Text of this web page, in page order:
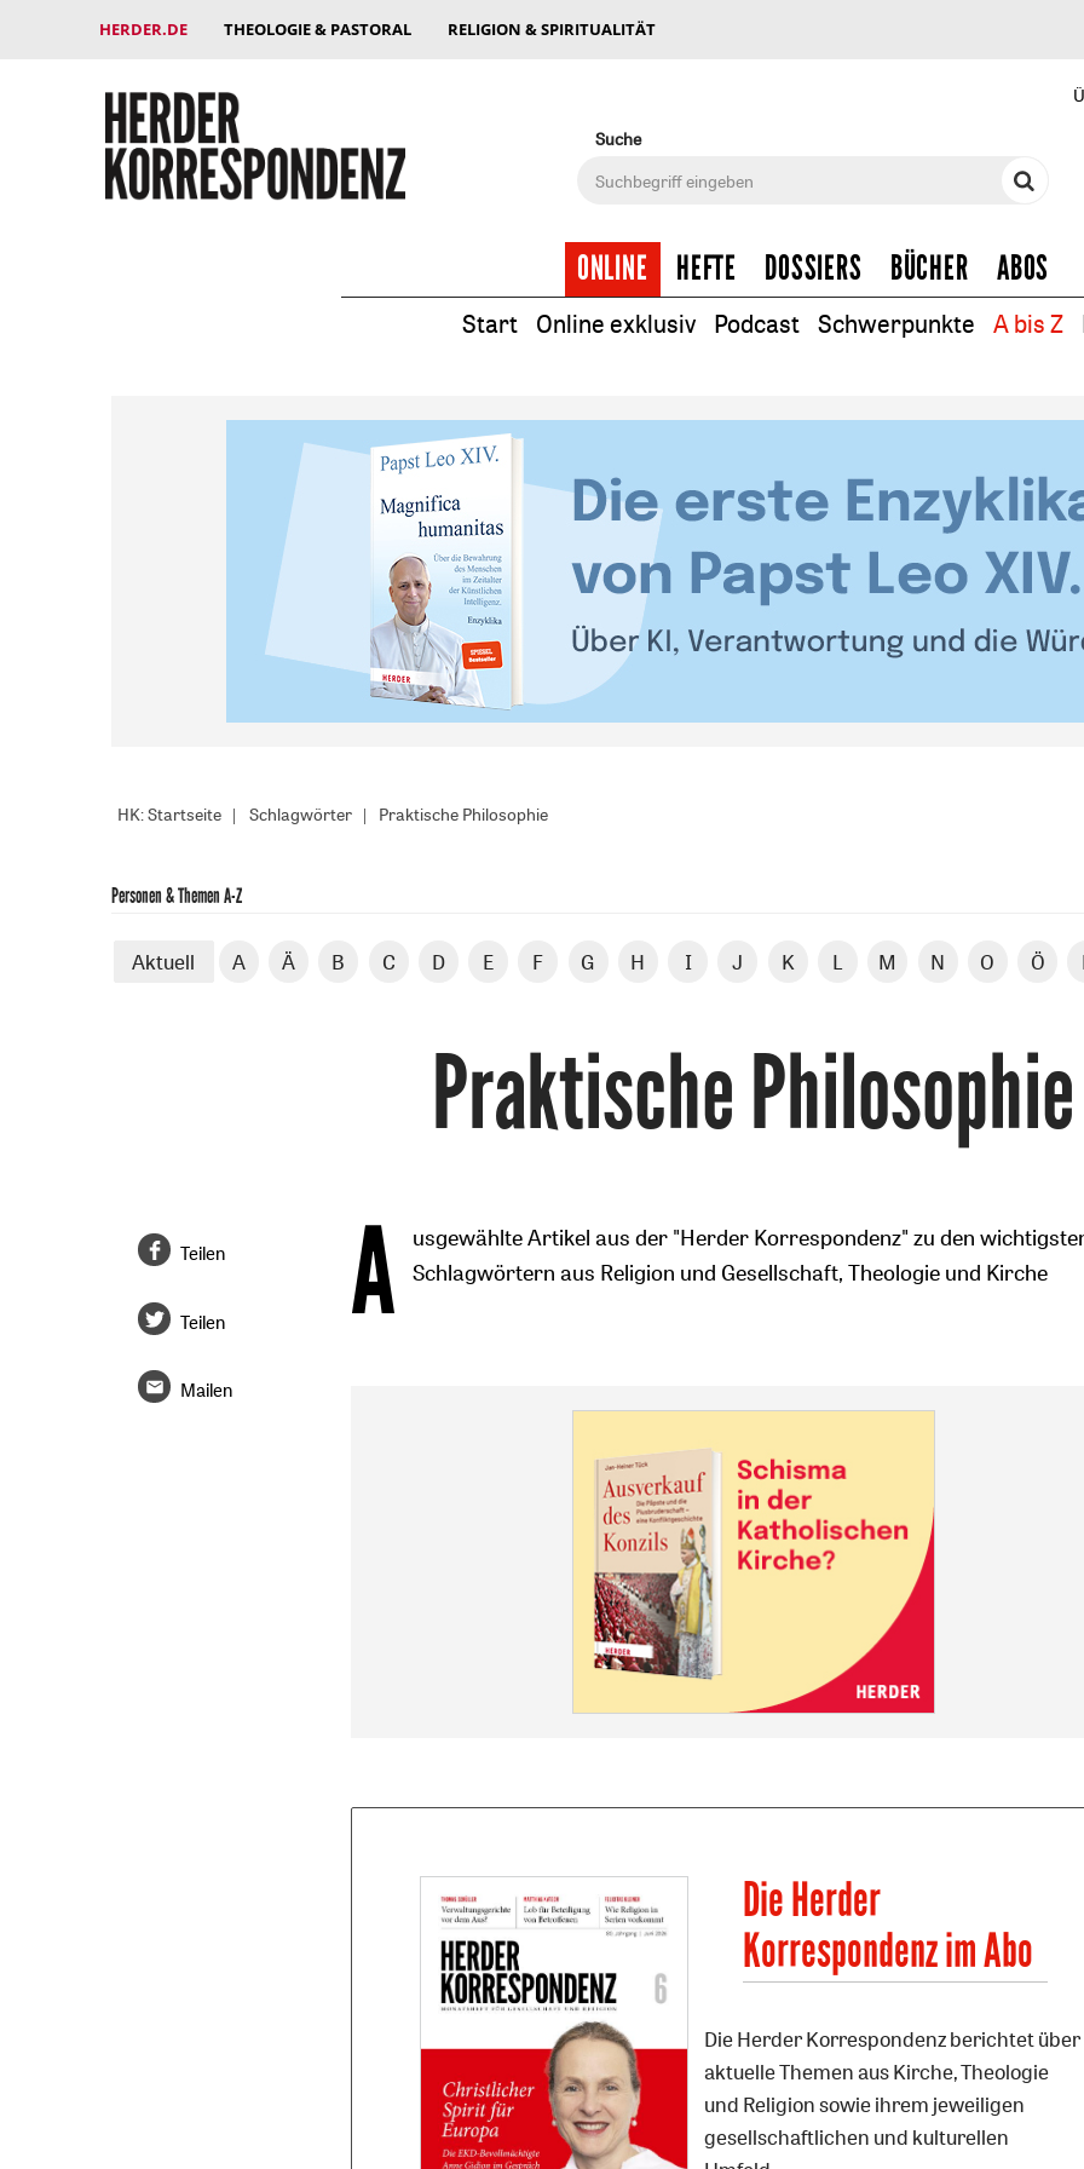
HERDER.DE THEOLOGIE & PASTORAL RELIGION & SPIRITUALITÄT
Suche
ONLINE HEFTE DOSSIERS BÜCHER ABOS
Start Online exklusiv Podcast Schwerpunkte A bis Z
HK: Startseite Schlagwörter Praktische Philosophie
Personen & Themen A-Z
Aktuell A Ä B C D E F G H I J K L M N O Ö
Praktische Philosophie
A
usgewählte Artikel aus der "Herder Korrespondenz" zu den
Schlagwörtern aus Religion und Gesellschaft, Theologie und Kirche
Die Herder
Korrespondenz im Abo
Die Herder Korrespondenz berichtet über
aktuelle Themen aus Kirche, Theologie
und Religion sowie ihrem jeweiligen
gesellschaftlichen und kulturellen
Teilen
Teilen
Mailen